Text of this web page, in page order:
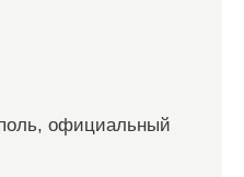
официальный